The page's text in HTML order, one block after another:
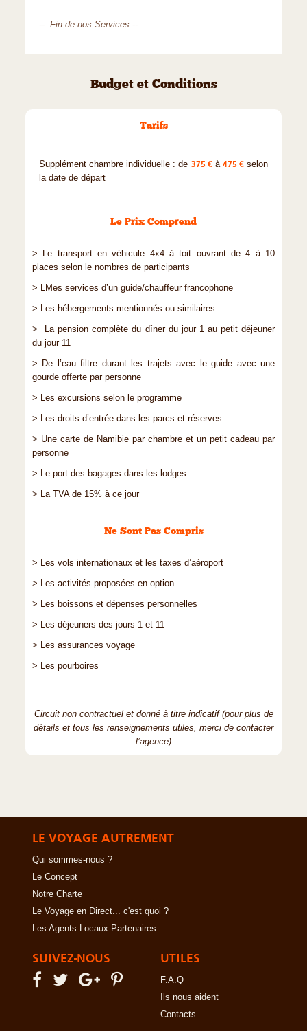
-- Fin de nos Services --
Budget et Conditions
Tarifs
Supplément chambre individuelle : de 375 €à 475 €selon
la date de départ
Le Prix Comprend
> Le transport en véhicule 4x4 à toit ouvrant de 4 à 10
places selon le nombres de participants
> LMes services d’un guide/chauffeur francophone
> Les hébergements mentionnés ou similaires
> La pension complète du dîner du jour 1 au petit déjeuner
du jour 11
> De l’eau filtre durant les trajets avec le guide avec une
gourde offerte par personne
> Les excursions selon le programme
> Les droits d’entrée dans les parcs et réserves
> Une carte de Namibie par chambre et un petit cadeau par
personne
> Le port des bagages dans les lodges
> La TVA de 15% à ce jour
Ne Sont Pas Compris
> Les vols internationaux et les taxes d’aéroport
> Les activités proposées en option
> Les boissons et dépenses personnelles
> Les déjeuners des jours 1 et 11
> Les assurances voyage
> Les pourboires
Circuit non contractuel et donné à titre indicatif (pour plus de
détails et tous les renseignements utiles, merci de contacter
l’agence)
LE VOYAGE AUTREMENT
Qui sommes-nous ?
Le Concept
Notre Charte
Le Voyage en Direct... c'est quoi ?
Les Agents Locaux Partenaires
SUIVEZ-NOUS UTILES
F.A.Q
Ils nous aident
Contacts